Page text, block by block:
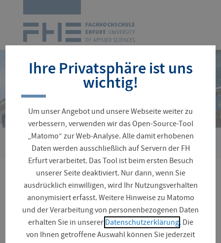
Navigation
überspringen
Sie
sind
hier:
Suche
Ihre Seitensuche ergab
keine Treffer
Ihre Privatsphäre ist uns
wichtig!
Um unser Angebot und unsere Webseite weiter zu
verbessern, verwenden wir das Open-Source-Tool
„Matomo“ zur Web-Analyse. Alle damit erhobenen
Daten werden ausschließlich auf Servern der FH
Erfurt verarbeitet. Das Tool ist beim ersten Besuch
unserer Seite deaktiviert. Nur dann, wenn Sie
ausdrücklich einwilligen, wird Ihr Nutzungsverhalten
anonymisiert erfasst. Weitere Hinweise zu Matomo
und der Verarbeitung von personenbezogenen Daten
erhalten Sie in unserer Datenschutzerklärung. Die
von Ihnen getroffene Auswahl können Sie jederzeit